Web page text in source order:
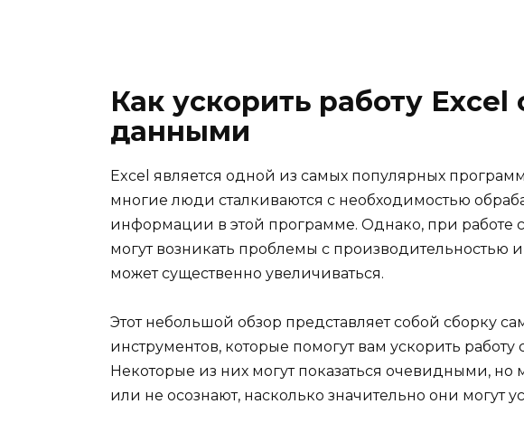
Как ускорить работу
данными
Excel является одной из самых популярных
многие люди сталкиваются с необходимостью
информации в этой программе. Однако, при работе
могут возникать проблемы с
может существенно увеличиваться.
Этот небольшой обзор представляет собой сборку
инструментов, которые помогут вам ускорить
Некоторые из них могут показаться очевидными,
или не осознают, насколько значительно они могут